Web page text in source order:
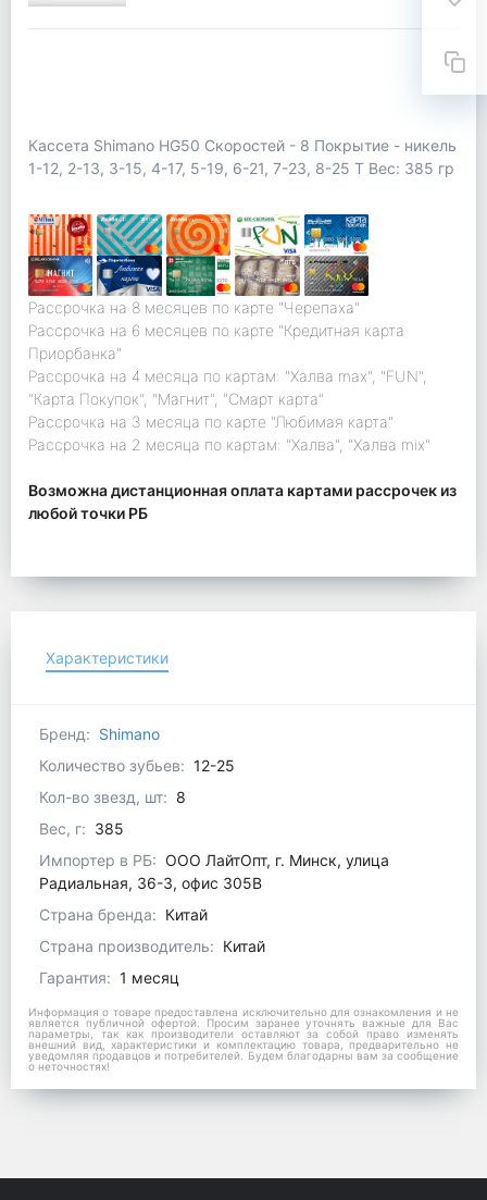
Кассета Shimano HG50 Скоростей - 8 Покрытие - никель
1-12, 2-13, 3-15, 4-17, 5-19, 6-21, 7-23, 8-25 Т Вес: 385 гр
Рассрочка на 8 месяцев по карте "Черепаха"
Рассрочка на 6 месяцев по карте "Кредитная карта
Приорбанка"
Рассрочка на 4 месяца по картам: "Халва max", "FUN",
"Карта Покупок", "Магнит", "Смарт карта"
Рассрочка на 3 месяца по карте "Любимая карта"
Рассрочка на 2 месяца по картам: "Халва", "Халва mix"
Возможна дистанционная оплата картами рассрочек из
любой точки РБ
Характеристики
Бренд: Shimano
Количество зубьев: 12-25
Кол-во звезд, шт: 8
Вес, г: 385
Импортер в РБ: ООО ЛайтОпт, г. Минск, улица
Радиальная, 36-3, офис 305В
Страна бренда: Китай
Страна производитель: Китай
Гарантия: 1 месяц
Информация о товаре предоставлена исключительно для ознакомления и не
является публичной офертой. Просим заранее уточнять важные для Вас
параметры, так как производители оставляют за собой право изменять
внешний вид, характеристики и комплектацию товара, предварительно не
уведомляя продавцов и потребителей. Будем благодарны вам за сообщение
о неточностях!